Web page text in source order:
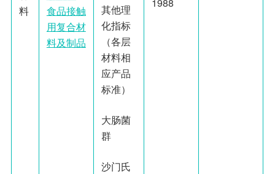
料
食品接触
用复合材
料及制品
其他理
化指标
（各层
材料相
应产品
标准）
大肠菌
群
沙门氏